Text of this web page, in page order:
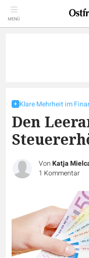
MENÜ
Klare Mehrheit im
Den
VonKatja
1 Kommentar